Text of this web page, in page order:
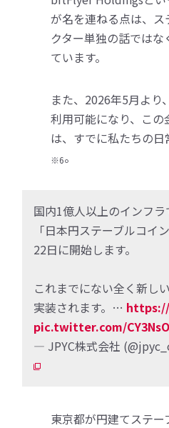
が名を連ねる点は、
クター単独の話では
ています。
また、2026年5月より
利用可能になり、こ
は、すでに私たちの
※6。
国内1億人以上のインフラ
「日本円ステーブルコイ
22日に開始します。
これまでにない全く新し
実装されます。…
pic.twitter.com/
— JPYC株式会社
東京都が円建てステ